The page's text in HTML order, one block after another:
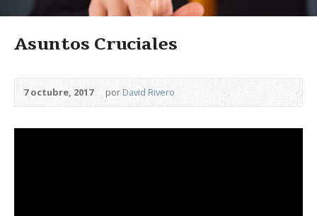
Asuntos Cruciales
7 octubre, 2017 porDavid Rivero